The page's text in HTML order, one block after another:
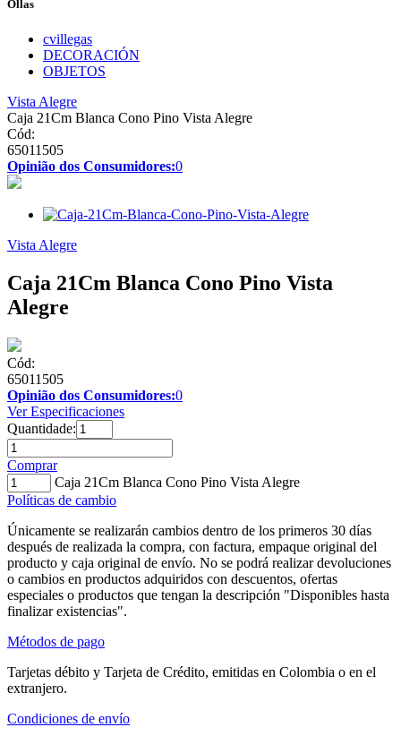
Ollas
cvillegas
DECORACIÓN
OBJETOS
Vista Alegre
Caja 21Cm Blanca Cono Pino Vista Alegre
Cód:
65011505
Opinião dos Consumidores:0
Vista Alegre
Caja 21Cm Blanca Cono Pino Vista
Alegre
Cód:
65011505
Opinião dos Consumidores:0
Ver Especificaciones
Quantidade:
Comprar
Caja 21Cm Blanca Cono Pino Vista Alegre
Políticas de cambio
Únicamente se realizarán cambios dentro de los primeros 30 días
después de realizada la compra, con factura, empaque original del
producto y caja original de envío. No se podrá realizar devoluciones
o cambios en productos adquiridos con descuentos, ofertas
especiales o productos que tengan la descripción "Disponibles hasta
finalizar existencias".
Métodos de pago
Tarjetas débito y Tarjeta de Crédito, emitidas en Colombia o en el
extranjero.
Condiciones de envío